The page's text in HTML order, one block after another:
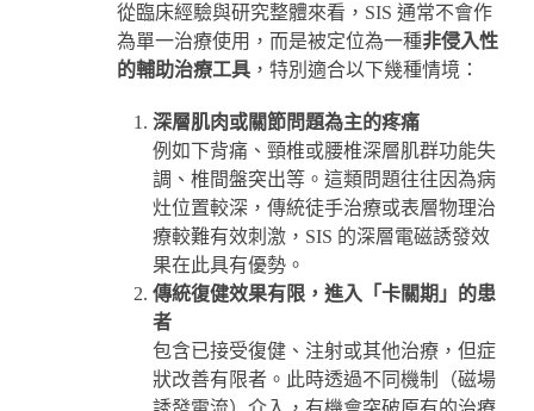
從臨床經驗與研究整體來看，SIS 通常不會作
為單一治療使用，而是被定位為一種非侵入性
的輔助治療工具 ，特別適合以下幾種情境：
深層肌肉或關節問題為主的疼痛
例如下背痛、頸椎或腰椎深層肌群功能失
調、椎間盤突出等。這類問題往往因為病
灶位置較深，傳統徒手治療或表層物理治
療較難有效刺激，SIS 的深層電磁誘發效
果在此具有優勢。
傳統復健效果有限，進入「卡關期」的患
者
包含已接受復健、注射或其他治療，但症
狀改善有限者。此時透過不同機制（磁場